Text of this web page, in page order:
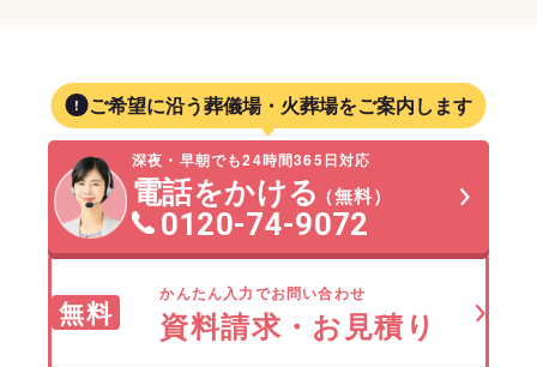
ご希望に沿う葬儀場・火葬場をご案内します
深夜・早朝でも24時間365日対応
電話をかける（無料）
0120-74-9072
無料
かんたん入力でお問い合わせ
資料請求・お見積り